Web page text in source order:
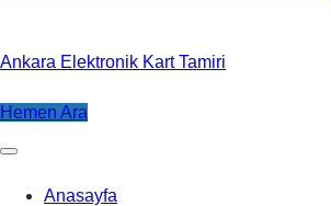
Ankara Elektronik Kart Tamiri
Hemen Ara
Anasayfa